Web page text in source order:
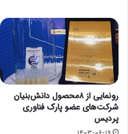
رونمایی از ۸محصول دانش‌بنیان
شرکت‌های عضو پارک فناوری
پردیس